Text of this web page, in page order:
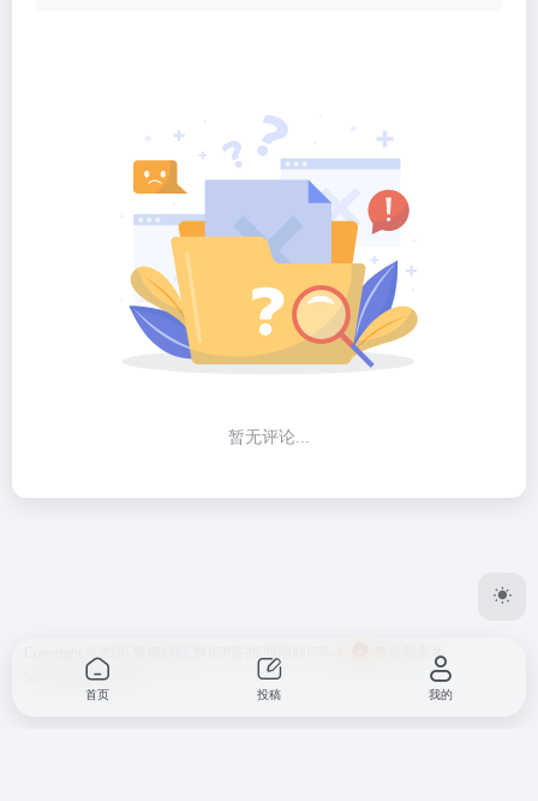
暂无评论...
贵公网安备
52262302000146号
首页 投稿 我的